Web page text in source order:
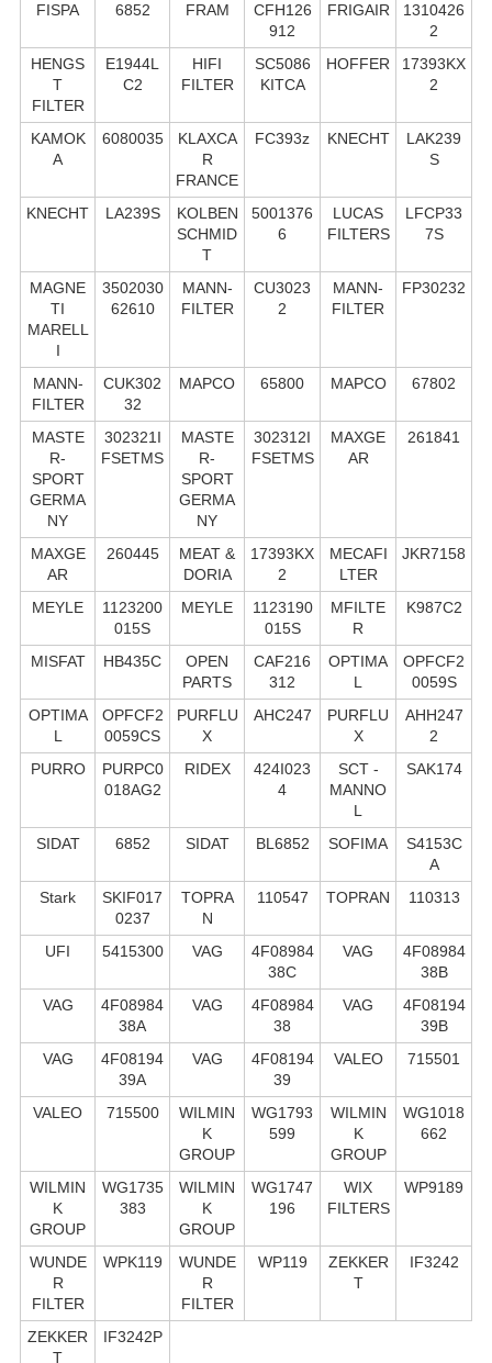
FISPA 6852 FRAM
CFH126
912
FRIGAIR
1310426
2
HENGS
T
FILTER
E1944L
C2
HIFI
FILTER
SC5086
KITCA
HOFFER
17393KX
2
KAMOK
A
6080035
KLAXCA
R
FRANCE
FC393z KNECHT
LAK239
S
KNECHT LA239S
KOLBEN
SCHMID
T
5001376
6
LUCAS
FILTERS
LFCP33
7S
MAGNE
TI
MARELL
I
3502030
62610
MANN-
FILTER
CU3023
2
MANN-
FILTER
FP30232
MANN-
FILTER
CUK302
32
MAPCO 65800 MAPCO 67802
MASTE
R-
SPORT
GERMA
NY
302321I
FSETMS
MASTE
R-
SPORT
GERMA
NY
302312I
FSETMS
MAXGE
AR
261841
MAXGE
AR
260445
MEAT &
DORIA
17393KX
2
MECAFI
LTER
JKR7158
MEYLE
1123200
015S
MEYLE
1123190
015S
MFILTE
R
K987C2
MISFAT HB435C
OPEN
PARTS
CAF216
312
OPTIMA
L
OPFCF2
0059S
OPTIMA
L
OPFCF2
0059CS
PURFLU
X
AHC247
PURFLU
X
AHH247
2
PURRO
PURPC0
018AG2
RIDEX
424I023
4
SCT -
MANNO
L
SAK174
SIDAT 6852 SIDAT BL6852 SOFIMA
S4153C
A
Stark
SKIF017
0237
TOPRA
N
110547 TOPRAN 110313
UFI 5415300 VAG
4F08984
38C
VAG
4F08984
38B
VAG
4F08984
38A
VAG
4F08984
38
VAG
4F08194
39B
VAG
4F08194
39A
VAG
4F08194
39
VALEO 715501
VALEO 715500
WILMIN
K
GROUP
WG1793
599
WILMIN
K
GROUP
WG1018
662
WILMIN
K
GROUP
WG1735
383
WILMIN
K
GROUP
WG1747
196
WIX
FILTERS
WP9189
WUNDE
R
FILTER
WPK119
WUNDE
R
FILTER
WP119
ZEKKER
T
IF3242
ZEKKER
T
IF3242P